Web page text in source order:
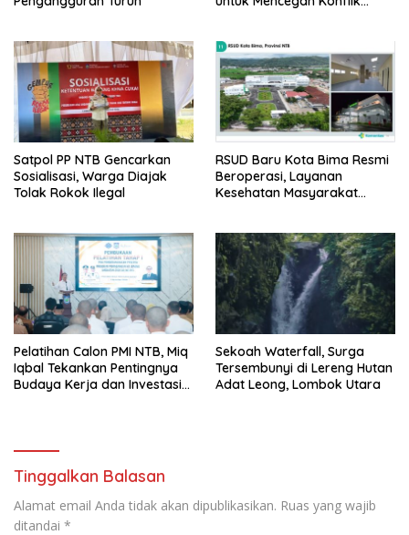
Satpol PP NTB Gencarkan
Sosialisasi, Warga Diajak
Tolak Rokok Ilegal
RSUD Baru Kota Bima Resmi
Beroperasi, Layanan
Kesehatan Masyarakat
Pelatihan Calon PMI NTB, Miq
Iqbal Tekankan Pentingnya
Budaya Kerja dan Investasi
Sekoah Waterfall, Surga
Tersembunyi di Lereng Hutan
Adat Leong, Lombok Utara
Tinggalkan Balasan
Alamat email Anda tidak akan dipublikasikan. Ruas yang wajib
ditandai *